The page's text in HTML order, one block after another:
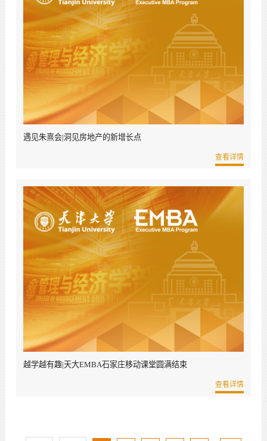
遇见朱熹会|洞见房地产的新增长点
查看详情
越学越有趣|天大EMBA石家庄移动课堂圆满结束
查看详情